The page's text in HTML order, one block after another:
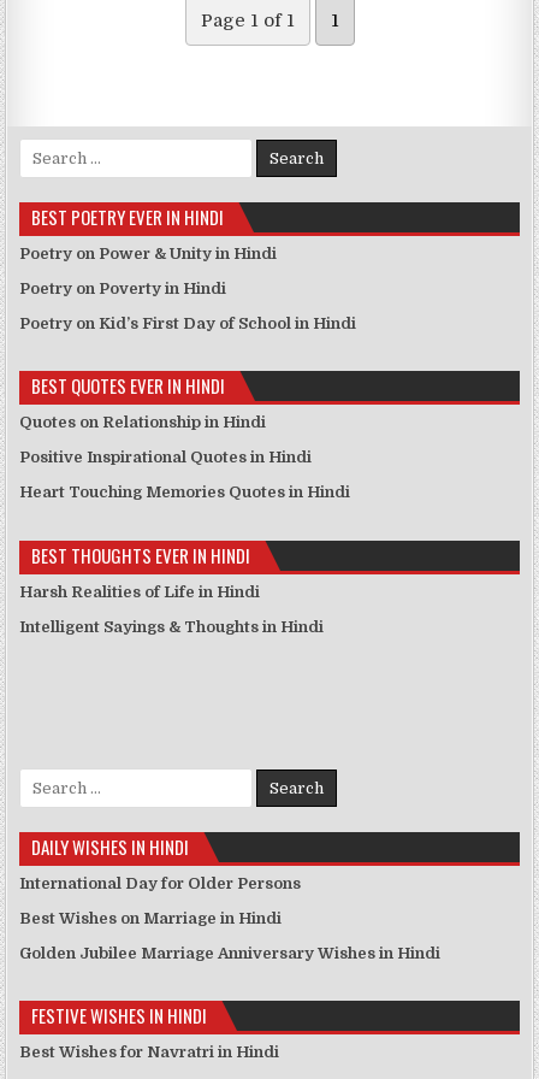
Page 1 of 1 1
Search for:
BEST POETRY EVER IN HINDI
Poetry on Power & Unity in Hindi
Poetry on Poverty in Hindi
Poetry on Kid’s First Day of School in Hindi
BEST QUOTES EVER IN HINDI
Quotes on Relationship in Hindi
Positive Inspirational Quotes in Hindi
Heart Touching Memories Quotes in Hindi
BEST THOUGHTS EVER IN HINDI
Harsh Realities of Life in Hindi
Intelligent Sayings & Thoughts in Hindi
Search for:
DAILY WISHES IN HINDI
International Day for Older Persons
Best Wishes on Marriage in Hindi
Golden Jubilee Marriage Anniversary Wishes in Hindi
FESTIVE WISHES IN HINDI
Best Wishes for Navratri in Hindi